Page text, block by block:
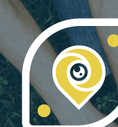
Skip
content